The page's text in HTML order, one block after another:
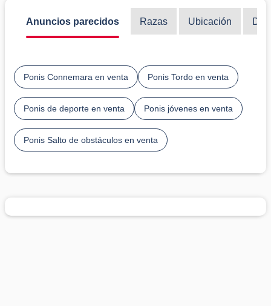
Anuncios parecidos Razas Ubicación
Ponis Connemara en venta Ponis Tordo en venta
Ponis de deporte en venta Ponis jóvenes en venta
Ponis Salto de obstáculos en venta